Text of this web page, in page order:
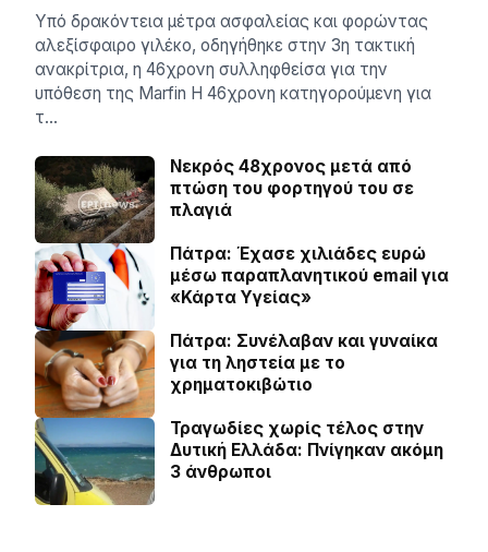
Υπό δρακόντεια μέτρα ασφαλείας και φορώντας
αλεξίσφαιρο γιλέκο, οδηγήθηκε στην 3η τακτική
ανακρίτρια, η 46χρονη συλληφθείσα για την
υπόθεση της Marfin Η 46χρονη κατηγορούμενη για
τ…
Νεκρός 48χρονος μετά από
πτώση του φορτηγού του σε
πλαγιά
Πάτρα: Έχασε χιλιάδες ευρώ
μέσω παραπλανητικού email για
«Κάρτα Υγείας»
Πάτρα: Συνέλαβαν και γυναίκα
για τη ληστεία με το
χρηματοκιβώτιο
Τραγωδίες χωρίς τέλος στην
Δυτική Ελλάδα: Πνίγηκαν ακόμη
3 άνθρωποι